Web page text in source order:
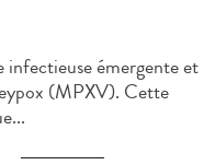
infectieuse émergente et
(MPXV). Cette